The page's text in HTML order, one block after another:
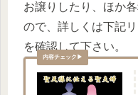
お譲りしたり、ほか
ので、詳しくは下記
を確認して下さい。